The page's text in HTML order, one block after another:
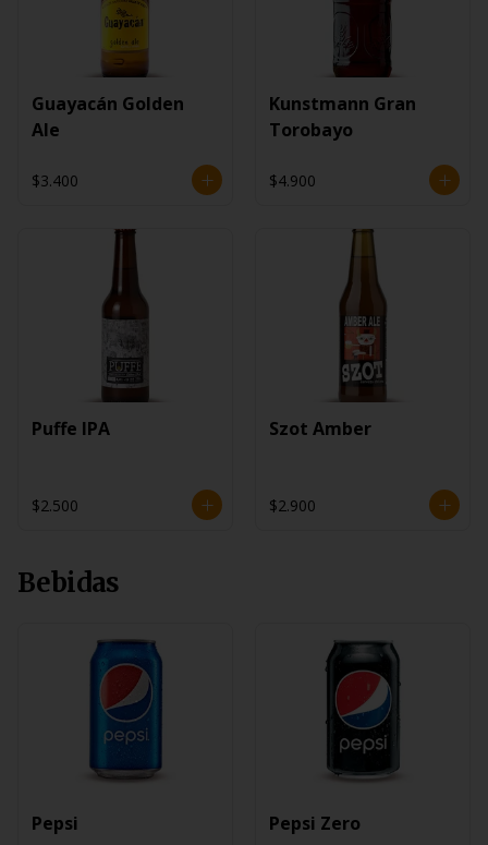
Guayacán Golden
Ale
$3.400
Kunstmann Gran
Torobayo
$4.900
Puffe IPA
$2.500
Szot Amber
$2.900
Bebidas
Pepsi Pepsi Zero